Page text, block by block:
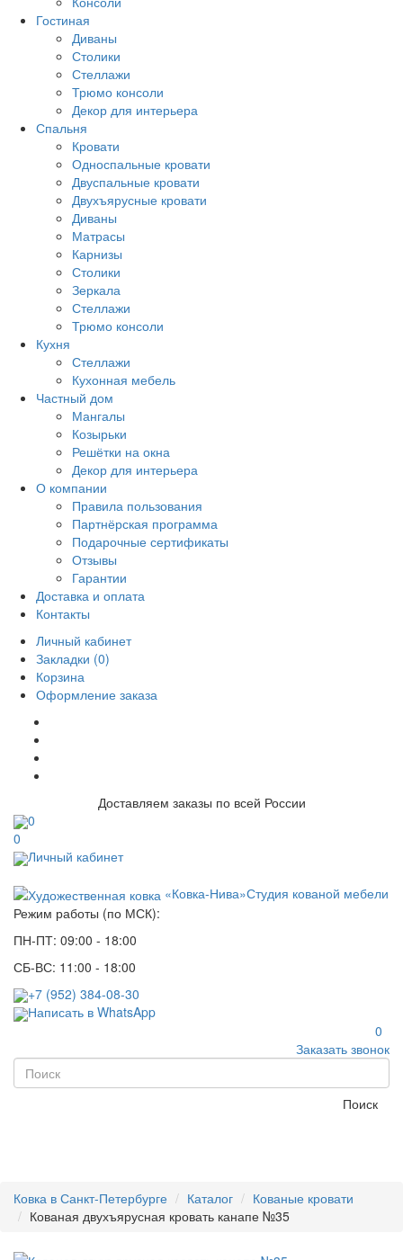
Гостиная
Диваны
Столики
Стеллажи
Трюмо консоли
Декор для интерьера
Спальня
Кровати
Односпальные кровати
Двуспальные кровати
Двухъярусные кровати
Диваны
Матрасы
Карнизы
Столики
Зеркала
Стеллажи
Трюмо консоли
Кухня
Стеллажи
Кухонная мебель
Частный дом
Мангалы
Козырьки
Решётки на окна
Декор для интерьера
О компании
Правила пользования
Партнёрская программа
Подарочные сертификаты
Отзывы
Гарантии
Доставка и оплата
Контакты
Личный кабинет
Закладки (0)
Корзина
Оформление заказа
Доставляем заказы по всей России
0
0
Личный кабинет
«Ковка-Нива»Студия кованой мебели
Режим работы (по МСК):
ПН-ПТ: 09:00 - 18:00
СБ-ВС: 11:00 - 18:00
+7 (952) 384-08-30
Написать в WhatsApp
0
Заказать звонок
Поиск
Ковка в Санкт-Петербурге Каталог
Кованые кровати
Кованая двухъярусная кровать канапе №35